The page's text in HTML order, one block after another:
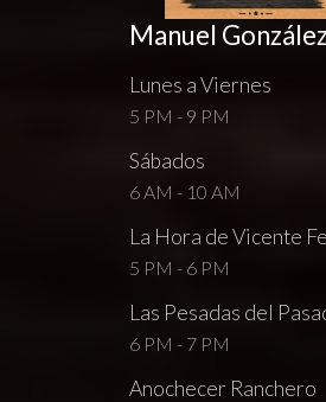
Manuel González
Lunes a Viernes
5 PM - 9 PM
Sábados
6 AM - 10 AM
La Hora de Vicente
5 PM - 6 PM
Las Pesadas del
6 PM - 7 PM
Anochecer Ranchero